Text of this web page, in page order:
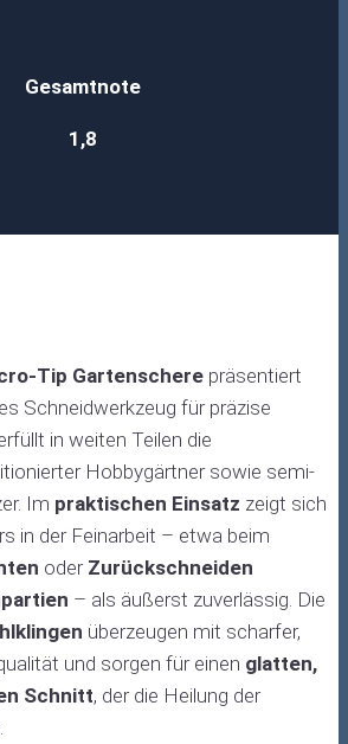
Gesamtnote
1,8
Tip Gartenschere präsentiert
Schneidwerkzeug für präzise
in weiten Teilen die
Hobbygärtner sowie semi-
Im praktischen Einsatz zeigt sich
in der Feinarbeit – etwa beim
oder Zurückschneiden
– als äußerst zuverlässig. Die
überzeugen mit scharfer,
und sorgen für einen glatten,
Schnitt, der die Heilung der